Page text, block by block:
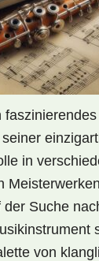
in
Suche
von